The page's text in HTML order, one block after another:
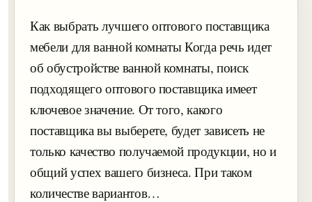
Как выбрать лучшего оптового поставщика
мебели для ванной комнаты Когда речь идет
об обустройстве ванной комнаты, поиск
подходящего оптового поставщика имеет
ключевое значение. От того, какого
поставщика вы выберете, будет зависеть не
только качество получаемой продукции, но и
общий успех вашего бизнеса. При таком
количестве вариантов…